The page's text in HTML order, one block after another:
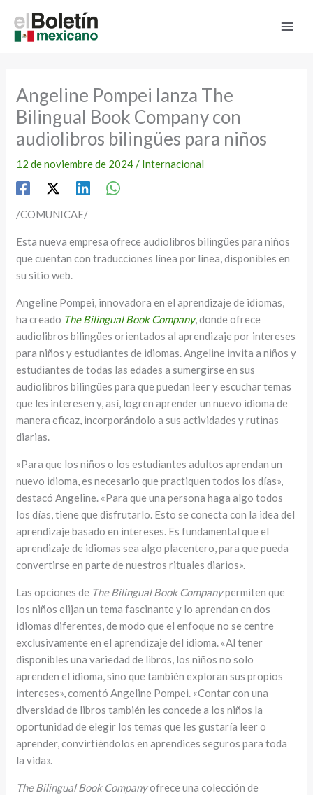
contenido
Angeline Pompei lanza The
Bilingual Book Company con
audiolibros bilingües para niños
12 de noviembre de 2024/ Internacional
/COMUNICAE/
Esta nueva empresa ofrece audiolibros bilingües para niños
que cuentan con traducciones línea por línea, disponibles en
su sitio web.
Angeline Pompei, innovadora en el aprendizaje de idiomas,
ha creado The Bilingual Book Company, donde ofrece
audiolibros bilingües orientados al aprendizaje por intereses
para niños y estudiantes de idiomas. Angeline invita a niños y
estudiantes de todas las edades a sumergirse en sus
audiolibros bilingües para que puedan leer y escuchar temas
que les interesen y, así, logren aprender un nuevo idioma de
manera eficaz, incorporándolo a sus actividades y rutinas
diarias.
«Para que los niños o los estudiantes adultos aprendan un
nuevo idioma, es necesario que practiquen todos los días»,
destacó Angeline. «Para que una persona haga algo todos
los días, tiene que disfrutarlo. Esto se conecta con la idea del
aprendizaje basado en intereses. Es fundamental que el
aprendizaje de idiomas sea algo placentero, para que pueda
convertirse en parte de nuestros rituales diarios».
Las opciones de The Bilingual Book Companypermiten que
los niños elijan un tema fascinante y lo aprendan en dos
idiomas diferentes, de modo que el enfoque no se centre
exclusivamente en el aprendizaje del idioma. «Al tener
disponibles una variedad de libros, los niños no solo
aprenden el idioma, sino que también exploran sus propios
intereses», comentó Angeline Pompei. «Contar con una
diversidad de libros también les concede a los niños la
oportunidad de elegir los temas que les gustaría leer o
aprender, convirtiéndolos en aprendices seguros para toda
la vida».
The Bilingual Book Companyofrece una colección de